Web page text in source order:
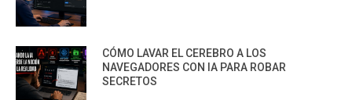
CÓMO LAVAR EL CEREBRO A LOS
NAVEGADORES CON IA PARA ROBAR
SECRETOS